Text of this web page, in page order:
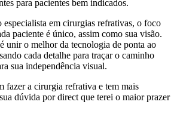
para pacientes bem indicados.
em cirurgias refrativas, o foco
paciente é único, assim como sua visão.
unir o melhor da tecnologia de ponta ao
cada detalhe para traçar o caminho
sua independência visual.
fazer a cirurgia refrativa e tem mais
dúvida por direct que terei o maior prazer